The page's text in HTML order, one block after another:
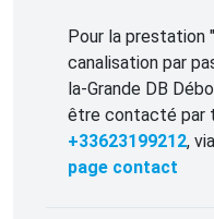
Pour la prestation
canalisation par
la-Grande DB
être contacté par
+33623199212,
page contact